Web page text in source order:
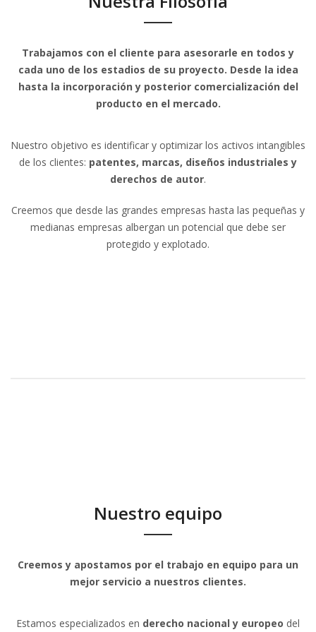
Trabajamos con el cliente para asesorarle en todos y
cada uno de los estadios de su proyecto. Desde la idea
hasta la incorporación y posterior comercialización del
producto en el mercado.
Nuestro objetivo es identificar y optimizar los activos intangibles
de los clientes: patentes, marcas, diseños industriales y
derechos de autor.
Creemos que desde las grandes empresas hasta las pequeñas y
medianas empresas albergan un potencial que debe ser
protegido y explotado.
Nuestro equipo
Creemos y apostamos por el trabajo en equipo para un
mejor servicio a nuestros clientes.
Estamos especializados en derecho nacional y europeo del